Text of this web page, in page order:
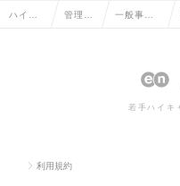
ハイク 管理部 一般事
事務の転
若手ハイキ
利用規約